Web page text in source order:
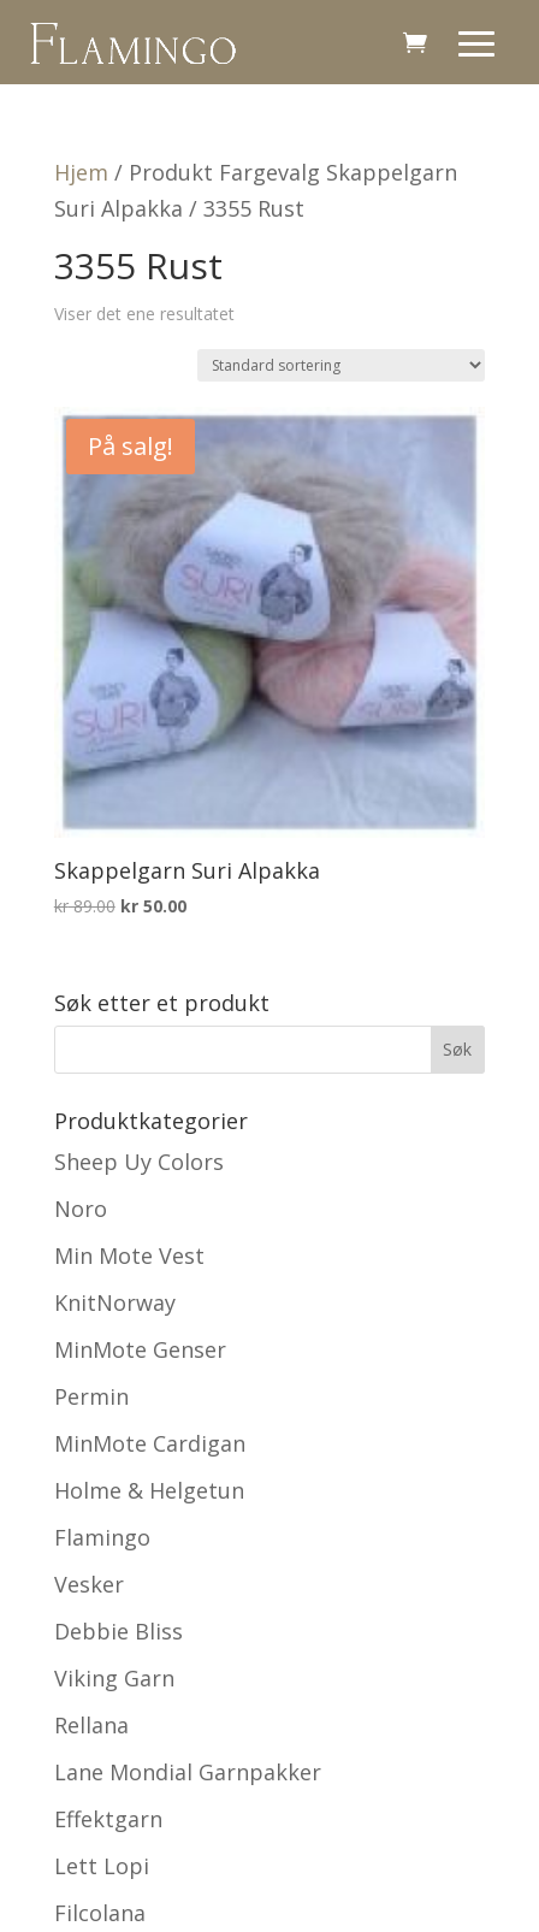
Hjem / Produkt Fargevalg Skappelgarn
Suri Alpakka / 3355 Rust
3355 Rust
Viser det ene resultatet
På salg!
Skappelgarn Suri Alpakka
kr89.00 Opprinnelig
kr50.00Nåværende
Søk etter et produkt
Produktkategorier
Sheep Uy Colors
Noro
Min Mote Vest
KnitNorway
MinMote Genser
Permin
MinMote Cardigan
Holme & Helgetun
Flamingo
Vesker
Debbie Bliss
Viking Garn
Rellana
Lane Mondial Garnpakker
Effektgarn
Lett Lopi
Filcolana